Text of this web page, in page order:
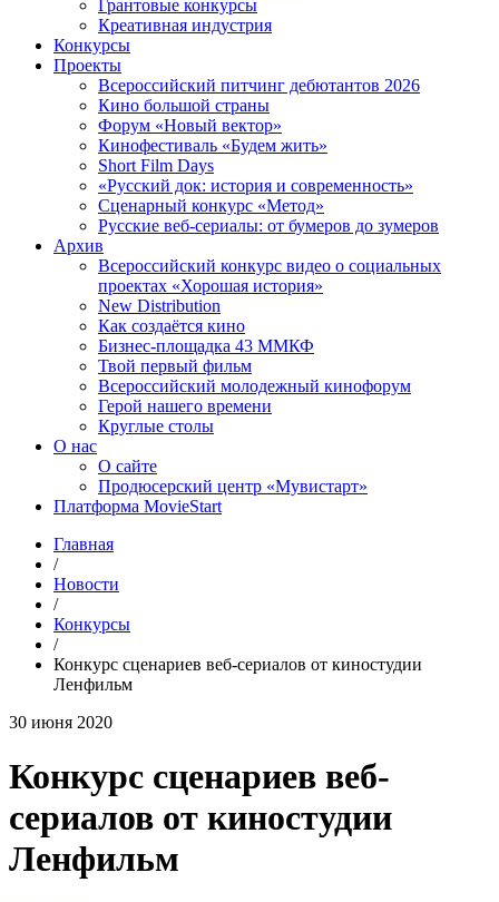
Грантовые конкурсы
Креативная индустрия
Конкурсы
Проекты
Всероссийский питчинг дебютантов 2026
Кино большой страны
Форум «Новый вектор»
Кинофестиваль «Будем жить»
Short Film Days
«Русский док: история и современность»
Сценарный конкурс «Метод»
Русские веб-сериалы: от бумеров до зумеров
Архив
Всероссийский конкурс видео о социальных
проектах «Хорошая история»
New Distribution
Как создаётся кино
Бизнес-площадка 43 ММКФ
Твой первый фильм
Всероссийский молодежный кинофорум
Герой нашего времени
Круглые столы
О нас
О сайте
Продюсерский центр «Мувистарт»
Платформа MovieStart
Главная
/
Новости
/
Конкурсы
/
Конкурс сценариев веб-сериалов от киностудии
Ленфильм
30 июня 2020
Конкурс сценариев веб-
сериалов от киностудии
Ленфильм